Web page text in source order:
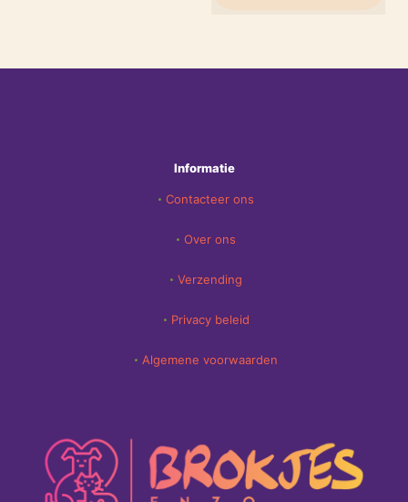
Informatie
Contacteer ons
Over ons
Verzending
Privacy beleid
Algemene voorwaarden